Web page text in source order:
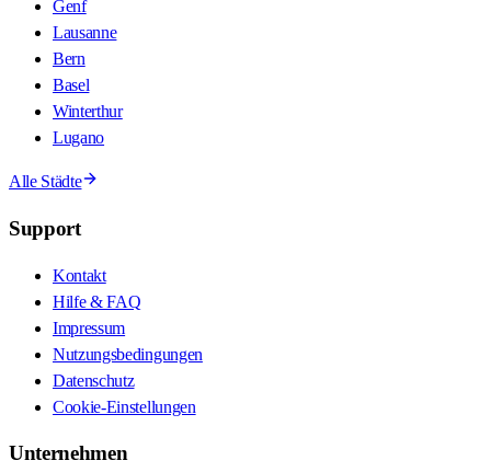
Genf
Lausanne
Bern
Basel
Winterthur
Lugano
Alle Städte
Support
Kontakt
Hilfe & FAQ
Impressum
Nutzungsbedingungen
Datenschutz
Cookie-Einstellungen
Unternehmen